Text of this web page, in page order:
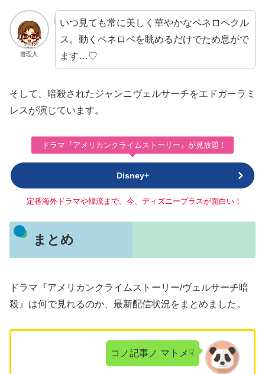
管理人
いつ見ても常に美しく華やかなペネロペクル
ス。動くペネロペを眺めるだけでため息がで
ます…♡
そして、暗殺されたジャンニヴェルサーチをエドガーラミ
レスが演じています。
ドラマ『アメリカンクライムストーリー』が見放題！
Disney+
定番海外ドラマや韓流まで。今、ディズニープラスが面白い！
まとめ
ドラマ『アメリカンクライムストーリー/ヴェルサーチ暗
殺』は何で見れるのか、最新配信状況をまとめました。
コノ記事ノ マトメ☟